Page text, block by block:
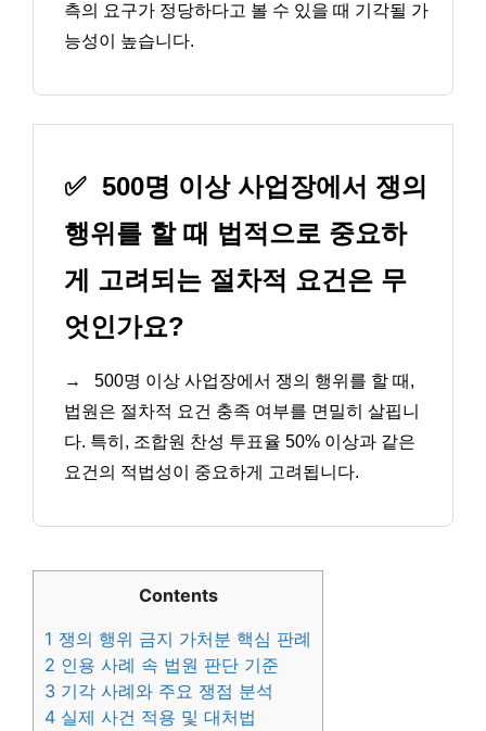
측의 요구가 정당하다고 볼 수 있을 때 기각될 가
능성이 높습니다.
✅ 500명 이상 사업장에서 쟁의
행위를 할 때 법적으로 중요하
게 고려되는 절차적 요건은 무
엇인가요?
→
500명 이상 사업장에서 쟁의 행위를 할 때,
법원은 절차적 요건 충족 여부를 면밀히 살핍니
다. 특히, 조합원 찬성 투표율 50% 이상과 같은
요건의 적법성이 중요하게 고려됩니다.
Contents
1 쟁의 행위 금지 가처분 핵심 판례
2 인용 사례 속 법원 판단 기준
3 기각 사례와 주요 쟁점 분석
4 실제 사건 적용 및 대처법